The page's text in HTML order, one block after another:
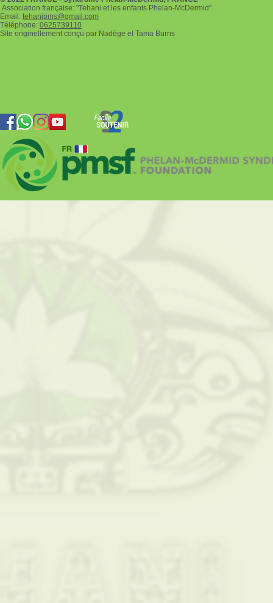
Association française: "Tehani et les enfants Phelan-McDermid"
Email: tehanipms@gmail.com
Téléphone: 0625739110
Site originellement conçu par Nadège et Tama Burns